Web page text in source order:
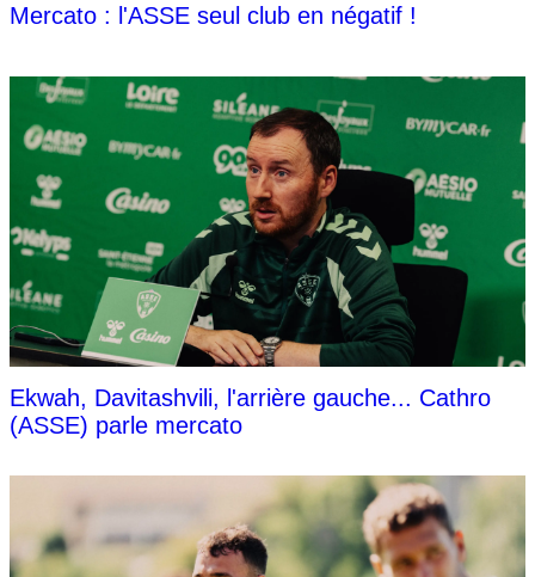
Mercato : l'ASSE seul club en négatif !
Ekwah, Davitashvili, l'arrière gauche... Cathro
(ASSE) parle mercato